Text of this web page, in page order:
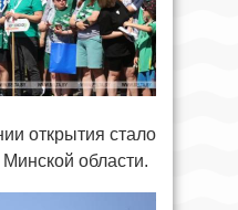
открытия стало
области.